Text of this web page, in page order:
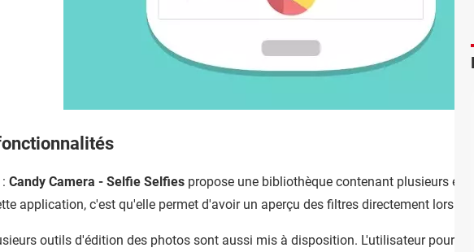
Candy Camera - Selfie Selfies propose une bibliothèque contenant plusieurs
application, c'est qu'elle permet d'avoir un aperçu des filtres directement lors
outils d'édition des photos sont aussi mis à disposition. L'utilisateur pourra